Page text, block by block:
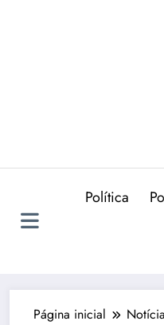
Política
Página inicial